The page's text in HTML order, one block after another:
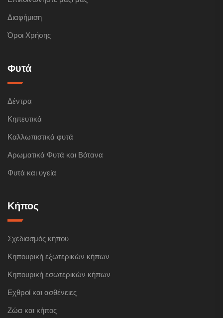
Διαφήμιση
Όροι Χρήσης
Φυτά
Δέντρα
Κηπευτικά
Καλλωπιστικά φυτά
Αρωματικά Φυτά και Βότανα
Φυτά και υγεία
Κήπος
Σχεδιασμός κήπου
Κηπουρική εξωτερικών κήπων
Κηπουρική εσωτερικών κήπων
Εχθροί και ασθένειες
Ζώα και κήπος